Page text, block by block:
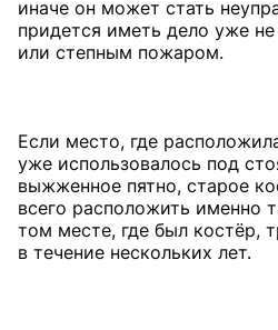
иначе он может стать
придется иметь дело уже
или степным пожаром.
Если место, где
уже использовалось под
выжженное пятно, старое
всего расположить именно
том месте, где был костёр,
в течение нескольких лет.